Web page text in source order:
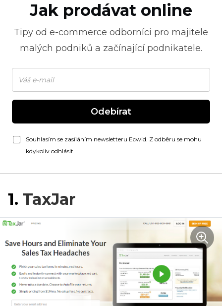
Jak prodávat online
Tipy od e-commerce odborníci pro majitele
malých podniků a začínající podnikatele.
Odebírat
Souhlasím se zasíláním newsletteru Ecwid. Z odběru se mohu
kdykoliv odhlásit.
1. TaxJar